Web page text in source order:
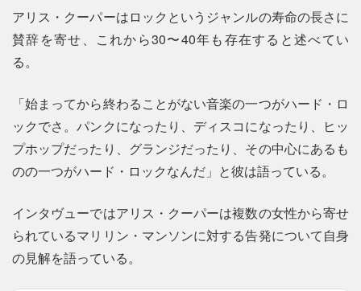
アリス・クーパーはロックというジャンルの寿命の長さに
賛辞を寄せ、これから30〜40年も存在すると述べてい
る。
「始まってから終わることがない音楽の一つがハード・ロ
ックでさ。パンクになったり、ディスコになったり、ヒッ
プホップだったり、グランジだったり、その中心にあるも
のの一つがハード・ロックなんだ」と彼は語っている。
インタヴューではアリス・クーパーは複数の女性から寄せ
られているマリリン・マンソンに対する告発について自身
の見解を語っている。